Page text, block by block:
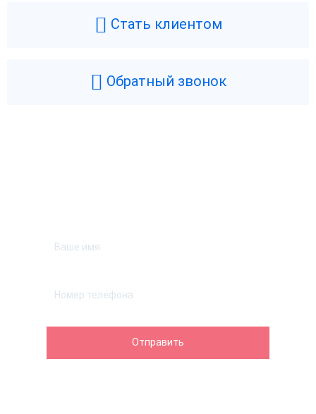
Стать клиентом
Обратный звонок